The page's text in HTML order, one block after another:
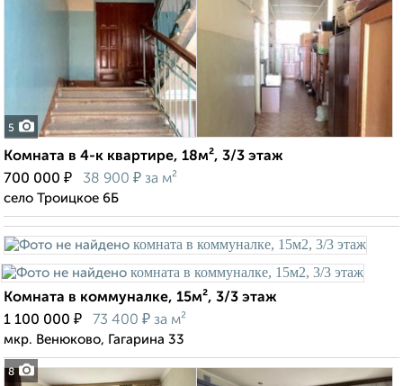
5
Комната в 4-к квартире, 18м², 3/3 этаж
700 000 ₽ 38 900 ₽ за м²
село Троицкое 6Б
8
Комната в коммуналке, 15м², 3/3 этаж
1 100 000 ₽ 73 400 ₽ за м²
мкр. Венюково, Гагарина 33